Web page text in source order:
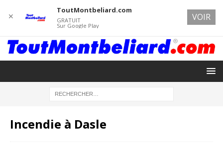
Incendie à Dasle
✕
ToutMontbeliard.com
GRATUIT
Sur Google Play
VOIR